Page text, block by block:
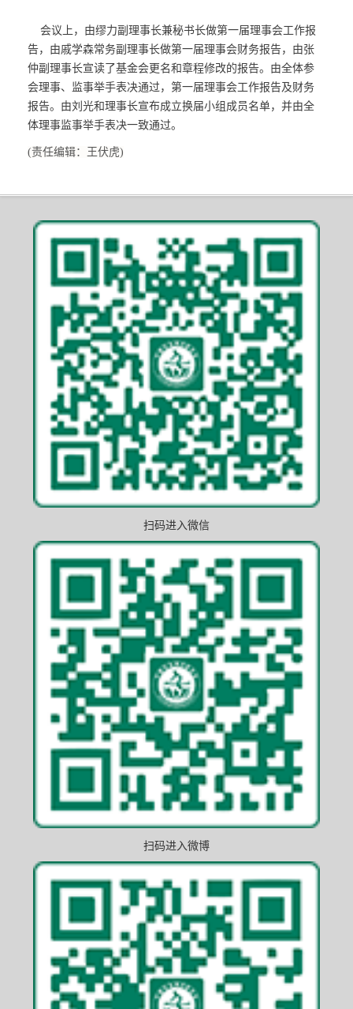
会议上，由缪力副理事长兼秘书长做第一届理事会工作报
告，由戚学森常务副理事长做第一届理事会财务报告，由张
仲副理事长宣读了基金会更名和章程修改的报告。由全体参
会理事、监事举手表决通过，第一届理事会工作报告及财务
报告。由刘光和理事长宣布成立换届小组成员名单，并由全
体理事监事举手表决一致通过。
(责任编辑：王伏虎)
扫码进入微信
扫码进入微博